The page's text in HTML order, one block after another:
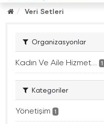
Veri Setleri
Organizasyonlar
Kadın Ve Aile Hizmet... 1
Kategoriler
Yönetişim 1